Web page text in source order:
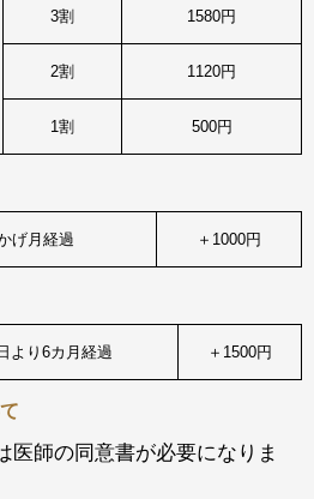
3割 1580円
2割 1120円
1割 500円
げ月経過 ＋1000円
より6カ月経過 ＋1500円
医師の同意書が必要になりま